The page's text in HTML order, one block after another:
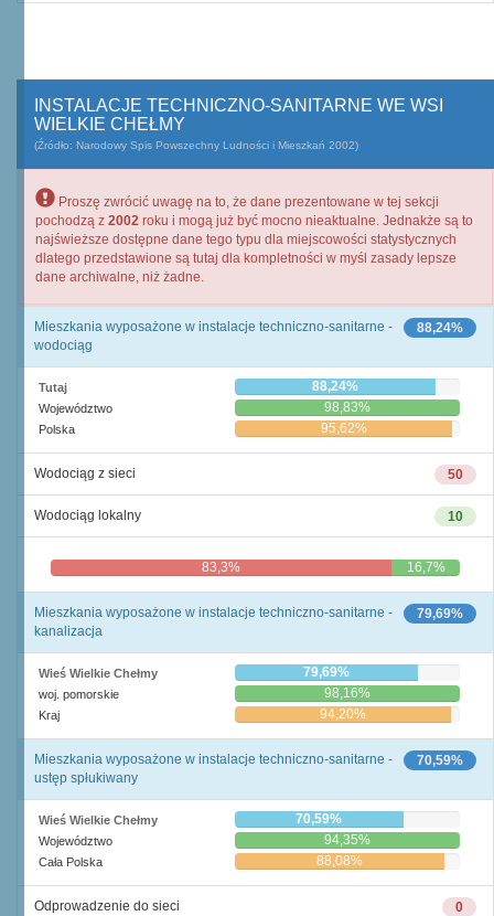
INSTALACJE TECHNICZNO-SANITARNE WE WSI
WIELKIE CHEŁMY
(Źródło: Narodowy Spis Powszechny Ludności i Mieszkań 2002)
Proszę zwrócić uwagę na to, że dane prezentowane w tej sekcji
pochodzą z 2002 roku i mogą już być mocno nieaktualne. Jednakże są to
najświeższe dostępne dane tego typu dla miejscowości statystycznych
dlatego przedstawione są tutaj dla kompletności w myśl zasady lepsze
dane archiwalne, niż żadne.
88,24%
Mieszkania wyposażone w instalacje techniczno-sanitarne -
wodociąg
Tutaj 88,24%
Województwo 98,83%
Polska 95,62%
50
Wodociąg z sieci
10
Wodociąg lokalny
83,3% 16,7%
79,69%
Mieszkania wyposażone w instalacje techniczno-sanitarne -
kanalizacja
Wieś Wielkie Chełmy 79,69%
woj. pomorskie 98,16%
Kraj 94,20%
70,59%
Mieszkania wyposażone w instalacje techniczno-sanitarne -
ustęp spłukiwany
Wieś Wielkie Chełmy 70,59%
Województwo 94,35%
Cała Polska 88,08%
0
Odprowadzenie do sieci